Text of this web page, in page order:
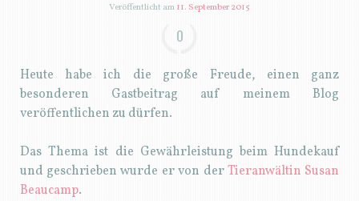
Veröffentlicht am11. September 2015
0
Heute habe ich die große Freude, einen ganz
besonderen Gastbeitrag auf meinem Blog
veröffentlichen zu dürfen.
Das Thema ist die Gewährleistung beim Hundekauf
und geschrieben wurde er von derTieranwältin Susan
Beaucamp.